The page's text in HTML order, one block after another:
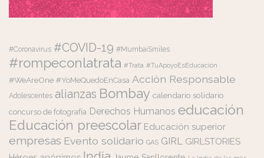
#Coronavirus #COVID-19 #MumbaiSmiles
#rompeconlatrata #Trata #TuApoyoEsEducación
#WeAreOne #YoMeQuedoEnCasa Acción Responsable
Adolescentes alianzas Bombay calendario solidario
concurso de fotografía Derechos Humanos educación
Educación preescolar Educación superior
empresas Evento solidario GAS GIRL GIRLSTORIES